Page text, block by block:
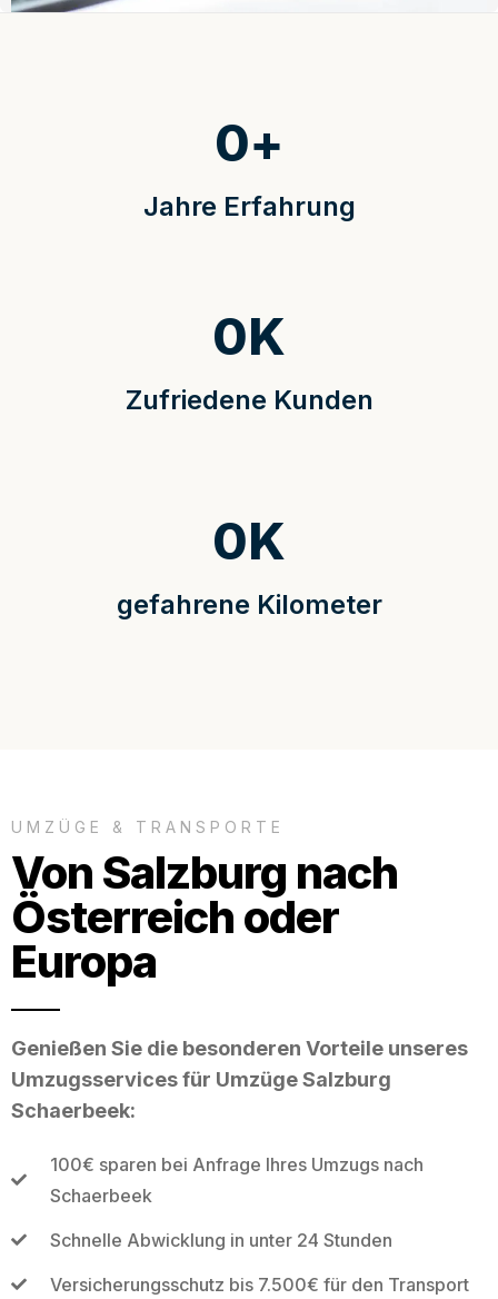
Jahre Erfahrung
0+
Zufriedene Kunden
0K
gefahrene Kilometer
0K
UMZÜGE & TRANSPORTE
Von Salzburg nach
Österreich oder
Europa
Genießen Sie die besonderen Vorteile unseres
Umzugsservices für Umzüge Salzburg
Schaerbeek:
100€ sparen bei Anfrage Ihres Umzugs nach
Schaerbeek
Schnelle Abwicklung in unter 24 Stunden
Versicherungsschutz bis 7.500€ für den Transport